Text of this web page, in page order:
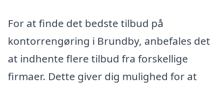
For at finde det bedste tilbud på
kontorrengøring i Brundby, anbefales det
at indhente flere tilbud fra forskellige
firmaer. Dette giver dig mulighed for at